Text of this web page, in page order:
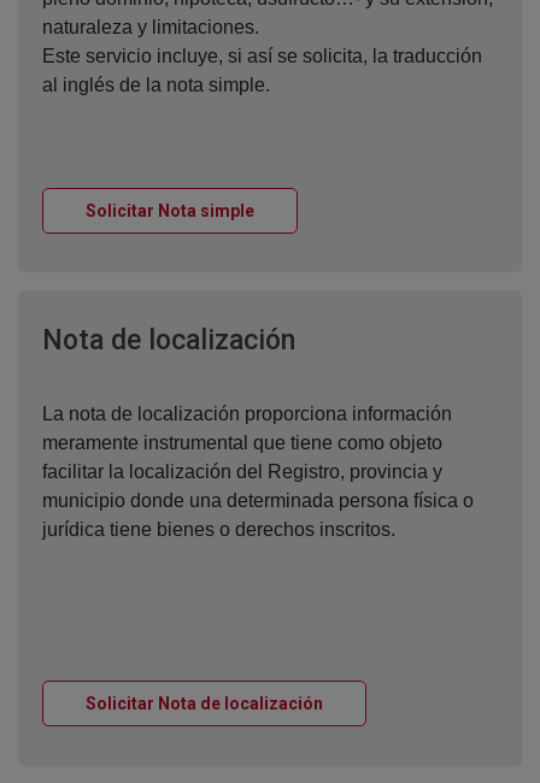
naturaleza y limitaciones.
Este servicio incluye, si así se solicita, la traducción
al inglés de la nota simple.
Solicitar Nota simpleVentana nueva
Nota de localización
La nota de localización proporciona información
meramente instrumental que tiene como objeto
facilitar la localización del Registro, provincia y
municipio donde una determinada persona física o
jurídica tiene bienes o derechos inscritos.
Solicitar Nota de localización